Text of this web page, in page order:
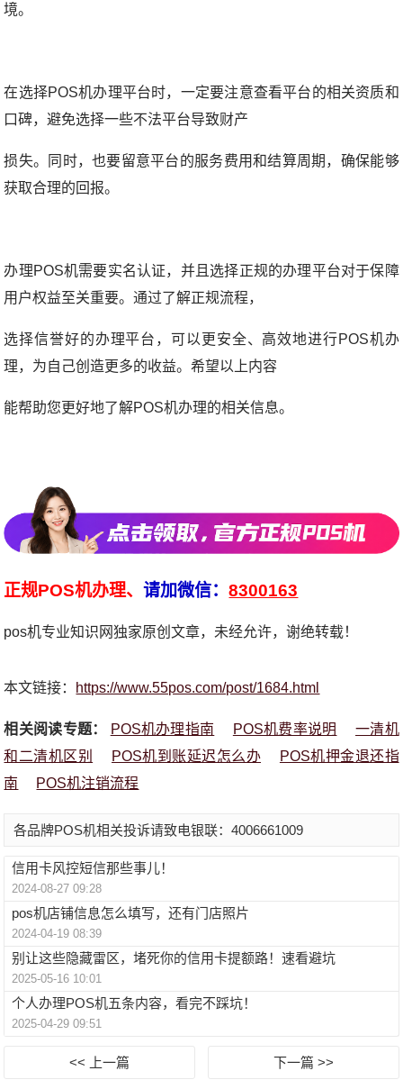
境。
在选择POS机办理平台时，一定要注意查看平台的相关资质和
口碑，避免选择一些不法平台导致财产
损失。同时，也要留意平台的服务费用和结算周期，确保能够
获取合理的回报。
办理POS机需要实名认证，并且选择正规的办理平台对于保障
用户权益至关重要。通过了解正规流程，
选择信誉好的办理平台，可以更安全、高效地进行POS机办
理，为自己创造更多的收益。希望以上内容
能帮助您更好地了解POS机办理的相关信息。
正规POS机办理、请加微信：8300163
pos机专业知识网独家原创文章，未经允许，谢绝转载！
本文链接： https://www.55pos.com/post/1684.html
相关阅读专题： POS机办理指南 POS机费率说明
一清机
和二清机区别
POS机到账延迟怎么办
POS机押金退还指
南
POS机注销流程
各品牌POS机相关投诉请致电银联：4006661009
信用卡风控短信那些事儿！
2024-08-27 09:28
pos机店铺信息怎么填写，还有门店照片
2024-04-19 08:39
别让这些隐藏雷区，堵死你的信用卡提额路！速看避坑
2025-05-16 10:01
个人办理POS机五条内容，看完不踩坑！
2025-04-29 09:51
<< 上一篇 下一篇 >>